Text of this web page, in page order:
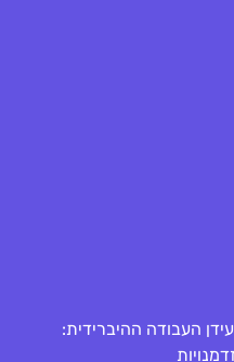
העבודה ההיברידית: